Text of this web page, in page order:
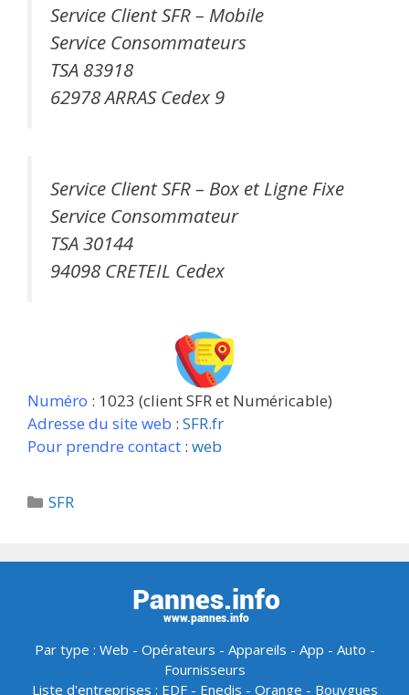
Service Client SFR – Mobile
Service Consommateurs
TSA 83918
62978 ARRAS Cedex 9
Service Client SFR – Box et Ligne Fixe
Service Consommateur
TSA 30144
94098 CRETEIL Cedex
Numéro : 1023 (client SFR et Numéricable)
Adresse du site web : SFR.fr
Pour prendre contact : web
Catégories
SFR
Par type : Web - Opérateurs - Appareils - App - Auto -
Fournisseurs
Liste d'entreprises : EDF- Enedis - Orange - Bouygues